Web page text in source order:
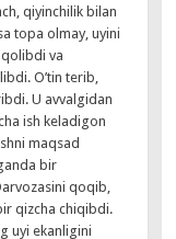
qiyinchilik bilan
topa olmay, uyini
va
O’tin terib,
U avvalgidan
ish keladigon
maqsad
bir
qoqib,
qizcha chiqibdi.
uyi ekanligini